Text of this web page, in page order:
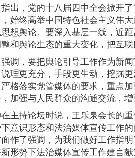
，党的十八届四中全会掀开了
始终高举中国特色社会主义伟
想舆论。要深入基层一线，近
和舆论生态的重大变化，把互
，要把舆论引导工作作为新闻
理更充分，手段更生动，挖掘
格落实党管媒体的要求，重点
加强与人民群众的沟通交流，
持论坛时说，王乐泉会长的重
意识形态和法治媒体宣传工作
作了强调，为我们做好工作指
形势下法治媒体宣传工作建言献